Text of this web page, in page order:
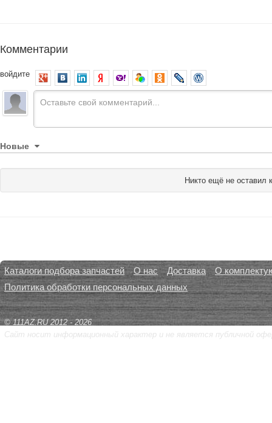
Комментарии
войдите
Новые
Никто ещё не оставил
Каталоги подбора запчастей О нас Доставка
О
Политика обработки персональных данных
© 111AZ.RU 2012 - 2026
Сайт носит информационный характер и не является публичной